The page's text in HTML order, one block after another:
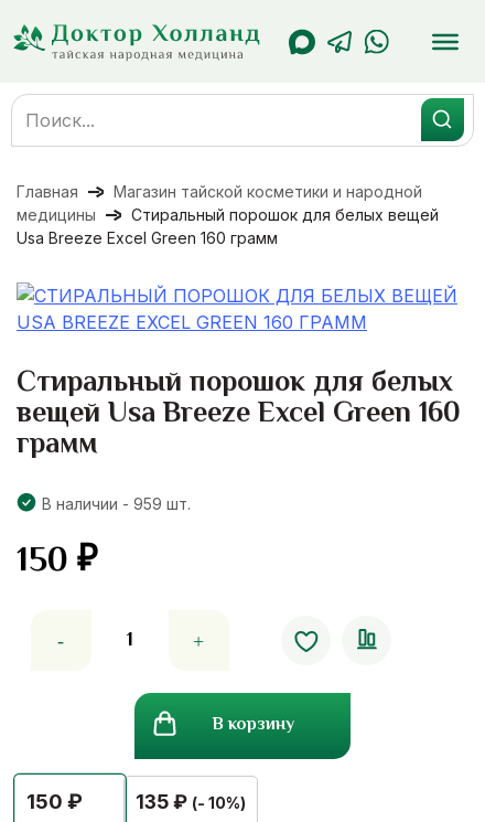
содержанию
Search
for:
Главная
Магазин тайской косметики и народной
медицины
Стиральный порошок для белых вещей
Usa Breeze Excel Green 160 грамм
Стиральный порошок для белых
вещей Usa Breeze Excel Green 160
грамм
В наличии - 959 шт.
150₽
товара
вещей
Usa
В корзину
150 ₽ 135₽ (- 10%)